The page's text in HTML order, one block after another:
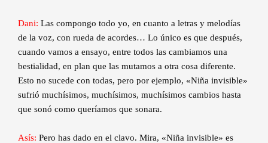
Dani: Las compongo todo yo, en cuanto a letras y melodías
de la voz, con rueda de acordes… Lo único es que después,
cuando vamos a ensayo, entre todos las cambiamos una
bestialidad, en plan que las mutamos a otra cosa diferente.
Esto no sucede con todas, pero por ejemplo, «Niña invisible»
sufrió muchísimos, muchísimos, muchísimos cambios hasta
que sonó como queríamos que sonara.
Asís: Pero has dado en el clavo. Mira, «Niña invisible» es